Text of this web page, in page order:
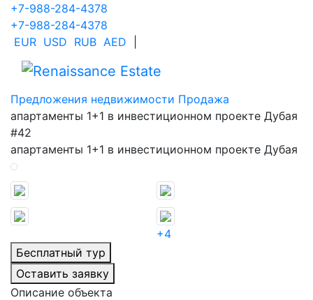
+7-988-284-4378
+7-988-284-4378
EUR USD RUB AED
Предложения недвижимости Продажа
апартаменты 1+1 в инвестиционном проекте Дубая
#42
апартаменты 1+1 в инвестиционном проекте Дубая
+4
Бесплатный тур
Оставить заявку
Описание объекта